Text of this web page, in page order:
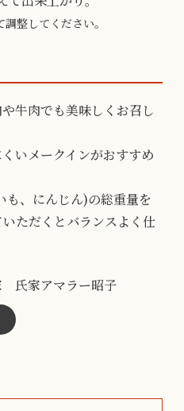
整してください。
牛肉でも美味しくお召し
いメークインがおすすめ
、にんじん)の総重量を
ただくとバランスよく仕
氏家アマラー昭子